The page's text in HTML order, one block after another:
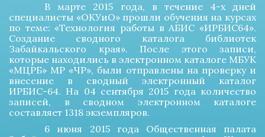
В марте 2015 года, в течение 4-х дней
специалисты «ОКУиО» прошли обучения на курсах
по теме: «Технология работы в АБИС «ИРБИС64».
Создание сводного каталога библиотек
Забайкальского края». После этого записи,
которые находились в электронном каталоге МБУК
«МЦРБ» МР «ЧР», были отправлены на проверку и
внесение в сводный электронный каталог
ИРБИС-64. На 04 сентября 2015 года количество
записей, в сводном электронном каталоге
составляет 1318 экземпляров.
6 июня 2015 года Общественная палата